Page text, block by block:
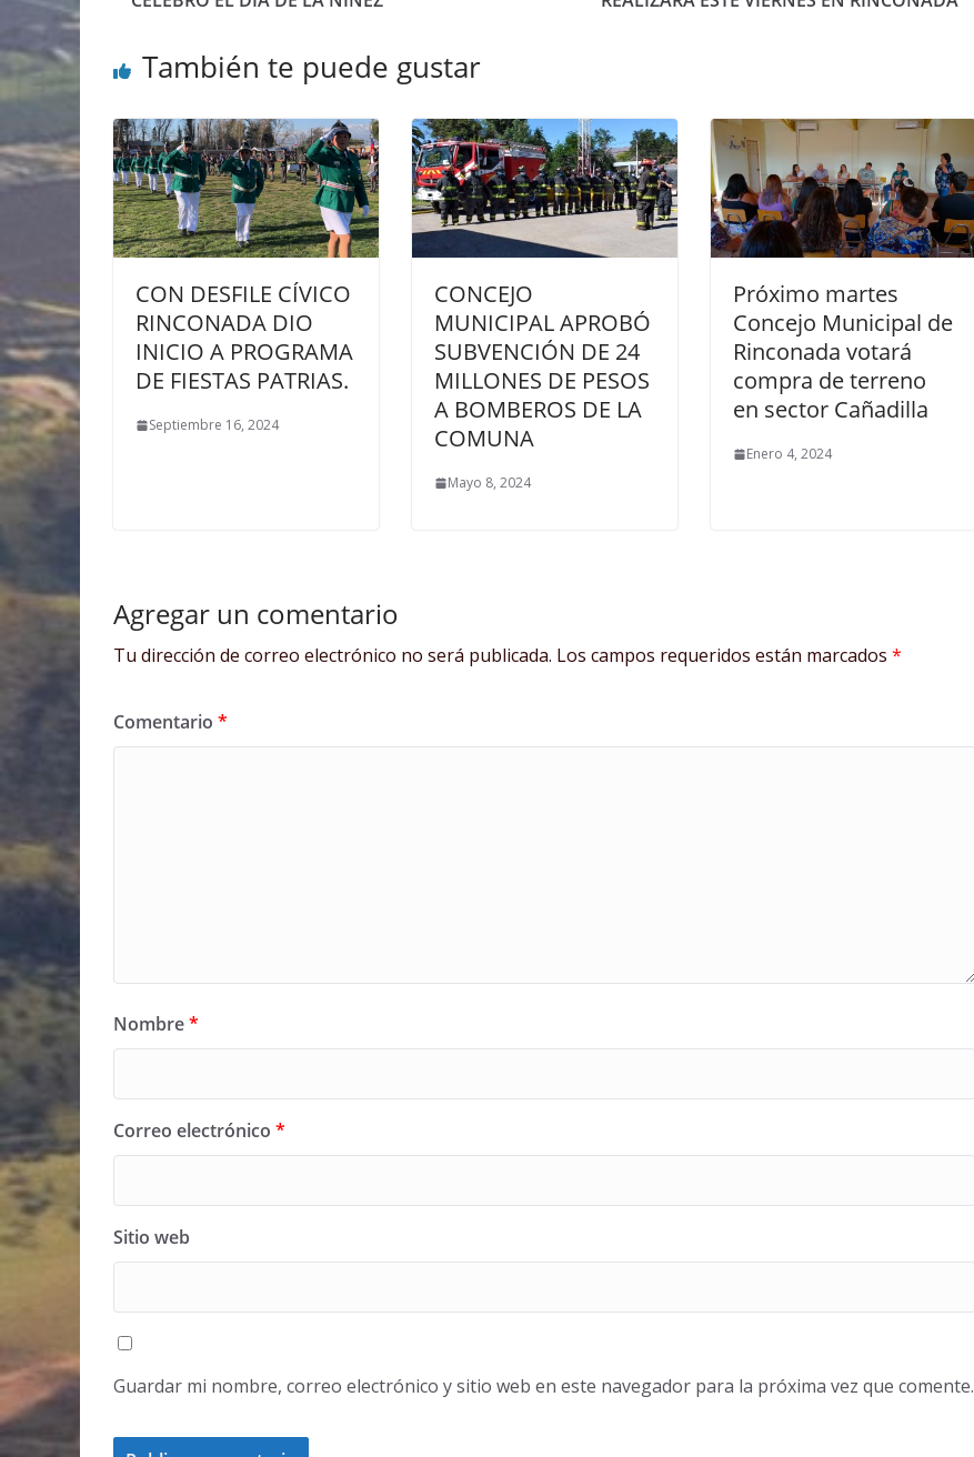
También te puede gustar
CON DESFILE CÍVICO
RINCONADA DIO
INICIO A PROGRAMA
DE FIESTAS PATRIAS.
Septiembre 16, 2024
CONCEJO
MUNICIPAL APROBÓ
SUBVENCIÓN DE 24
MILLONES DE PESOS
A BOMBEROS DE LA
COMUNA
Mayo 8, 2024
Próximo martes
Concejo Municipal de
Rinconada votará
compra de terreno
en sector Cañadilla
Enero 4, 2024
Agregar un comentario
Tu dirección de correo electrónico no será publicada. Los campos requeridos están marcados *
Comentario *
Nombre*
Correo electrónico *
Sitio web
Guardar mi nombre, correo electrónico y sitio web en este navegador para la próxima vez que comente.